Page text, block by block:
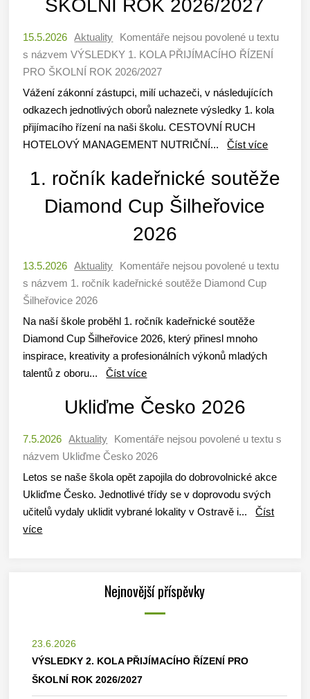
ŠKOLNÍ ROK 2026/2027
15.5.2026 Aktuality Komentáře nejsou povolené u textu
s názvem VÝSLEDKY 1. KOLA PŘIJÍMACÍHO ŘÍZENÍ
PRO ŠKOLNÍ ROK 2026/2027
Vážení zákonní zástupci, milí uchazeči, v následujících
odkazech jednotlivých oborů naleznete výsledky 1. kola
přijímacího řízení na naši školu. CESTOVNÍ RUCH
HOTELOVÝ MANAGEMENT NUTRIČNÍ...Číst více
1. ročník kadeřnické soutěže
Diamond Cup Šilheřovice
2026
13.5.2026 Aktuality Komentáře nejsou povolené u textu
s názvem 1. ročník kadeřnické soutěže Diamond Cup
Šilheřovice 2026
Na naší škole proběhl 1. ročník kadeřnické soutěže
Diamond Cup Šilheřovice 2026, který přinesl mnoho
inspirace, kreativity a profesionálních výkonů mladých
talentů z oboru...Číst více
Ukliďme Česko 2026
7.5.2026 Aktuality Komentáře nejsou povolené u textu s
názvem Ukliďme Česko 2026
Letos se naše škola opět zapojila do dobrovolnické akce
Ukliďme Česko. Jednotlivé třídy se v doprovodu svých
učitelů vydaly uklidit vybrané lokality v Ostravě i...Číst
více
Nejnovější příspěvky
23.6.2026
VÝSLEDKY 2. KOLA PŘIJÍMACÍHO ŘÍZENÍ PRO
ŠKOLNÍ ROK 2026/2027